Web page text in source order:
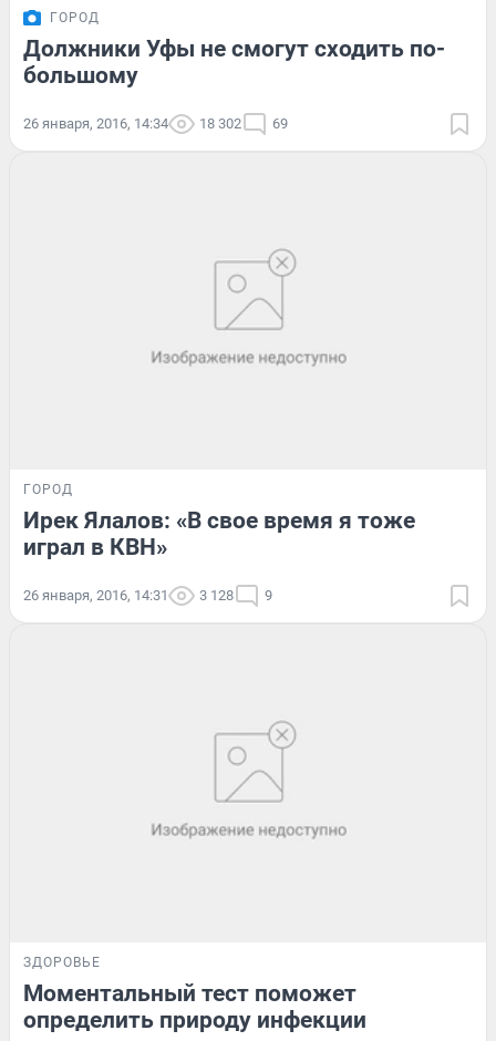
ГОРОД
Должники Уфы не смогут сходить по-
большому
26 января, 2016, 14:34 18 302 69
ГОРОД
Ирек Ялалов: «В свое время я тоже
играл в КВН»
26 января, 2016, 14:31 3 128 9
ЗДОРОВЬЕ
Моментальный тест поможет
определить природу инфекции